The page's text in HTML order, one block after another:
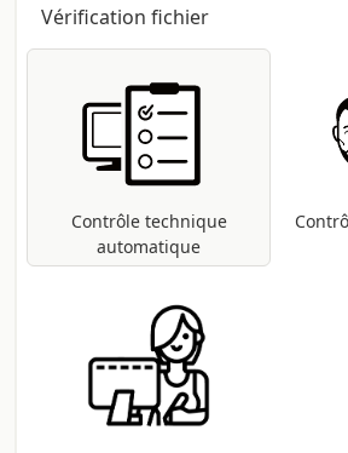
Vérification fichier
Contrôle technique
automatique
pour tous les fichiers pdf :
dimensions et des polices ;
dans le profil d'impression
présentes d'autres méthodes
Pantone, etc ...).